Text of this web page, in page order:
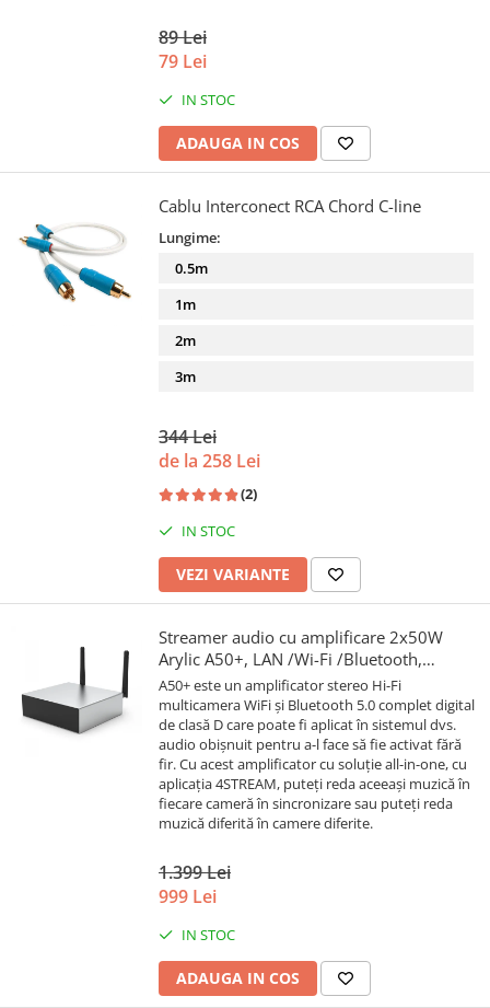
89 Lei
79 Lei
IN STOC
ADAUGA IN COS
Cablu Interconect RCA Chord C-line
Lungime:
0.5m
1m
2m
3m
344 Lei
de la 258 Lei
(2)
IN STOC
VEZI VARIANTE
Streamer audio cu amplificare 2x50W
Arylic A50+, LAN /Wi-Fi /Bluetooth,
24bit/192kHz, Multiroom
A50+ este un amplificator stereo Hi-Fi
multicamera WiFi și Bluetooth 5.0 complet digital
de clasă D care poate fi aplicat în sistemul dvs.
audio obișnuit pentru a-l face să fie activat fără
fir. Cu acest amplificator cu soluție all-in-one, cu
aplicația 4STREAM, puteți reda aceeași muzică în
fiecare cameră în sincronizare sau puteți reda
muzică diferită în camere diferite.
1.399 Lei
999 Lei
IN STOC
ADAUGA IN COS